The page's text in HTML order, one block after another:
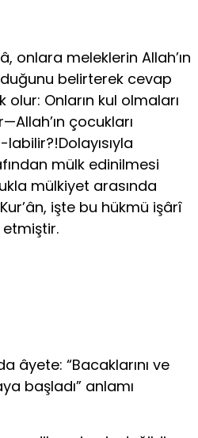
onlara meleklerin Allah’ın
belirterek cevap
Onların kul olma­ları
çocukları
labilir?!Dolayısıyla
mülk edinilmesi
mülkiyet arasında
işte bu hükmü işârî
âyete: “Bacaklarını ve
baş­ladı” anlamı